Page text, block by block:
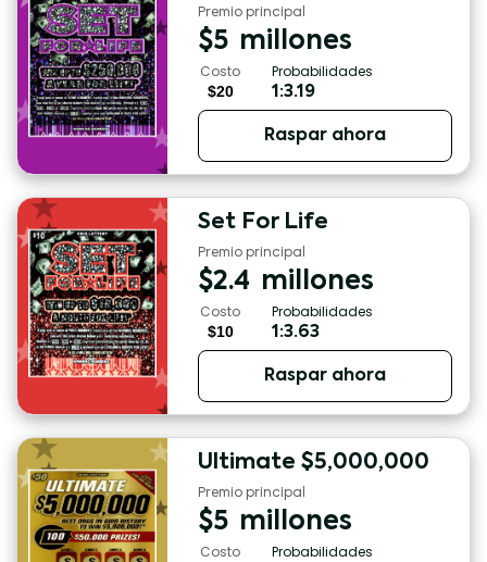
Premio principal
$5 millones
Costo
$20
Probabilidades
1:3.19
Raspar ahora
Set For Life
Premio principal
$2.4 millones
Costo
$10
Probabilidades
1:3.63
Raspar ahora
Ultimate $5,000,000
Premio principal
$5 millones
Costo Probabilidades